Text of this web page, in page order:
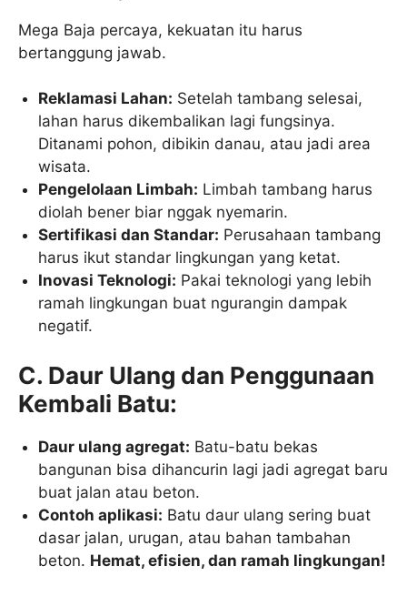
Mega Baja percaya, kekuatan itu harus
bertanggung jawab.
Reklamasi Lahan: Setelah tambang selesai,
lahan harus dikembalikan lagi fungsinya.
Ditanami pohon, dibikin danau, atau jadi area
wisata.
Pengelolaan Limbah: Limbah tambang harus
diolah bener biar nggak nyemarin.
Sertifikasi dan Standar: Perusahaan tambang
harus ikut standar lingkungan yang ketat.
Inovasi Teknologi: Pakai teknologi yang lebih
ramah lingkungan buat ngurangin dampak
negatif.
C. Daur Ulang dan Penggunaan
Kembali Batu:
Daur ulang agregat: Batu-batu bekas
bangunan bisa dihancurin lagi jadi agregat baru
buat jalan atau beton.
Contoh aplikasi: Batu daur ulang sering buat
dasar jalan, urugan, atau bahan tambahan
beton. Hemat, efisien, dan ramah lingkungan!